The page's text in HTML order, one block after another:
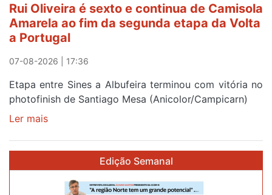
Beja
e
Elvas
Rui Oliveira é sexto e continua de Camisola
Amarela ao fim da segunda etapa da Volta
a Portugal
07-08-2026 | 17:36
Etapa entre Sines a Albufeira terminou com vitória no
photofinish de Santiago Mesa (Anicolor/Campicarn)
Ler mais
Edição Semanal